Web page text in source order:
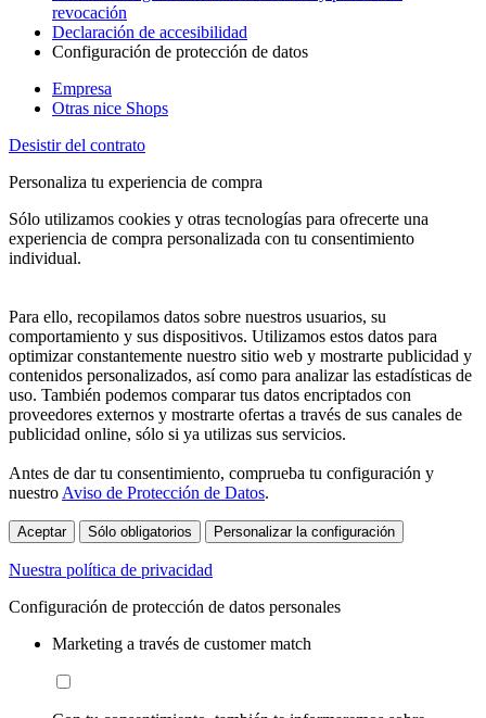
revocación
Declaración de accesibilidad
Configuración de protección de datos
Empresa
Otras nice Shops
Desistir del contrato
Personaliza tu experiencia de compra
Sólo utilizamos cookies y otras tecnologías para ofrecerte una
experiencia de compra personalizada con tu consentimiento
individual.
Para ello, recopilamos datos sobre nuestros usuarios, su
comportamiento y sus dispositivos. Utilizamos estos datos para
optimizar constantemente nuestro sitio web y mostrarte publicidad y
contenidos personalizados, así como para analizar las estadísticas de
uso. También podemos comparar tus datos encriptados con
proveedores externos y mostrarte ofertas a través de sus canales de
publicidad online, sólo si ya utilizas sus servicios.
Antes de dar tu consentimiento, comprueba tu configuración y
nuestro Aviso de Protección de Datos.
Aceptar Sólo obligatorios Personalizar la configuración
Nuestra política de privacidad
Configuración de protección de datos personales
Marketing a través de customer match